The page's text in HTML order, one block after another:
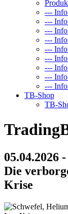
---
---
--- Info
---
---
---
---
---
---
TB-Shop
TB-
05.04.2026
Die
Krise